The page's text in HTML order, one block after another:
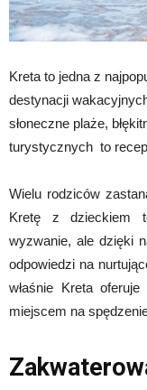
Kreta to jedna z
destynacji
słoneczne plaże,
turystycznych to
Wielu rodziców
Kretę z dzieckiem
wyzwanie, ale dzięki
odpowiedzi na
właśnie Kreta
miejscem na